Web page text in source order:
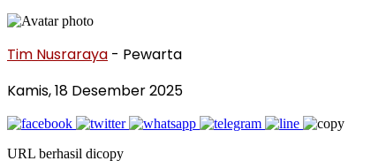
Tim Nusraraya - Pewarta
Kamis, 18 Desember 2025
URL berhasil dicopy